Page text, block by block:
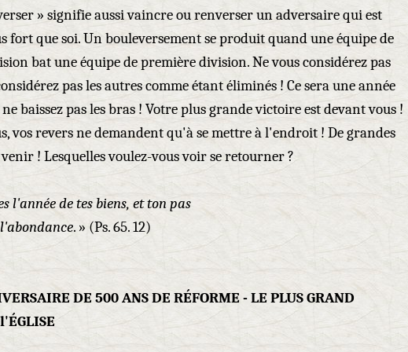
» signifie aussi vaincre ou renverser un adversaire qui est
fort que soi. Un bouleversement se produit quand une équipe de
bat une équipe de première division. Ne vous considérez pas
pas les autres comme étant éliminés ! Ce sera une année
baissez pas les bras ! Votre plus grande victoire est devant vous !
vos revers ne demandent qu'à se mettre à l'endroit ! De grandes
venir ! Lesquelles voulez-vous voir se retourner ?
l'année de tes biens, et ton pas
. » (Ps. 65. 12)
DE 500 ANS DE RÉFORME - LE PLUS GRAND